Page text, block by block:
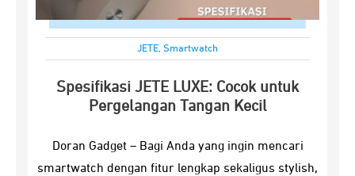
JETE, Smartwatch
Spesifikasi JETE LUXE: Cocok untuk
Pergelangan Tangan Kecil
Doran Gadget – Bagi Anda yang ingin mencari
smartwatch dengan fitur lengkap sekaligus stylish,